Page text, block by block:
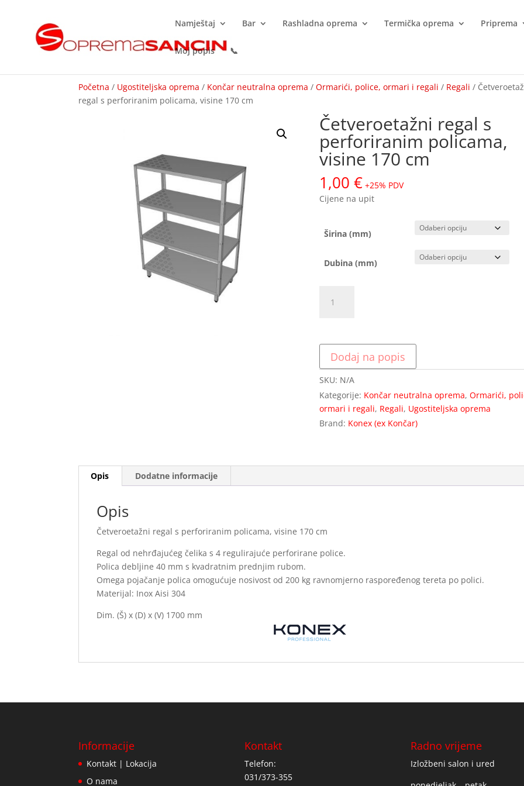
Namještaj Bar Rashladna oprema Termička oprema Priprema
Moj popis 📞
Početna / Ugostiteljska oprema / Končar neutralna oprema /Ormarići, police, ormari i regali / Regali /
regal s perforiranim policama, visine 170 cm
Četveroetažni regal s
perforiranim policama,
visine 170 cm
1,00€ +25% PDV
Cijene na upit
Širina (mm)
Dubina (mm)
regal
policama,
visine
170
cm
količina
Dodaj na popis
SKU: N/A
Kategorije: Končar neutralna oprema,Ormarići,
ormari i regali, Regali, Ugostiteljska oprema
Brand: Konex (ex Končar)
Opis Dodatne informacije
Opis
Četveroetažni regal s perforiranim policama, visine 170 cm
Regal od nehrđajućeg čelika s 4 regulirajuće perforirane police.
Polica debljine 40 mm s kvadratnim prednjim rubom.
Omega pojačanje polica omogućuje nosivost od 200 kg ravnomjerno raspoređenog tereta po polici.
Materijal: Inox Aisi 304
Dim. (Š) x (D) x (V) 1700 mm
Informacije
Kontakt | Lokacija
O nama
Kontakt
Telefon:
031/373-355
Radno vrijeme
Izložbeni salon i ured